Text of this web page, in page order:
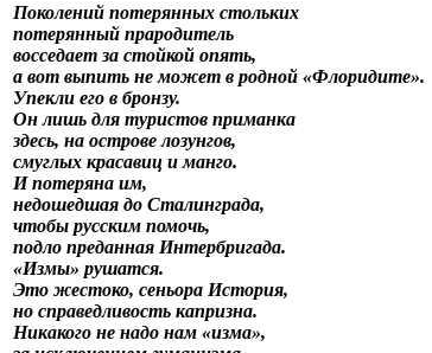
Поколений потерянных стольких
потерянный прародитель
восседает за стойкой опять,
а вот выпить не может в родной «Флоридите».
Упекли его в бронзу.
Он лишь для туристов приманка
здесь, на острове лозунгов,
смуглых красавиц и манго.
И потеряна им,
недошедшая до Сталинграда,
чтобы русским помочь,
подло преданная Интербригада.
«Измы» рушатся.
Это жестоко, сеньора История,
но справедливость капризна.
Никакого не надо нам «изма»,